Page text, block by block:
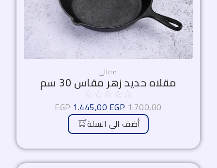
مقلاه حديد زهر مقاس 30 سم
☆
☆
☆
1.700,00
EGP1.445,00EGP
أضف الي السلة